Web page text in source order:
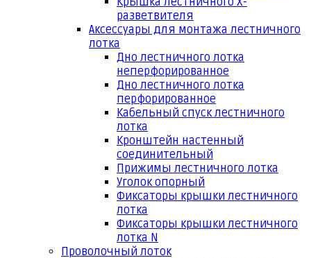
разветвителя
Аксессуары для монтажа лестничного
лотка
Дно лестничного лотка
неперфорированное
Дно лестничного лотка
перфорированное
Кабельный спуск лестничного
лотка
Кронштейн настенный
соединительный
Прижимы лестничного лотка
Уголок опорный
Фиксаторы крышки лестничного
лотка
Фиксаторы крышки лестничного
лотка N
Проволочный лоток